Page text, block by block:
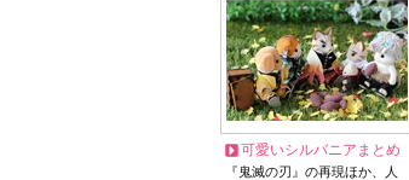
可愛いシルバニアまとめ
『鬼滅の刃』の再現ほか、人